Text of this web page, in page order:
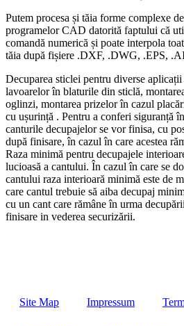
Putem procesa și tăia forme complexe
programelor CAD datorită faptului că
comandă numerică și poate interpola
tăia după fișiere .DXF, .DWG, .EPS,
Decuparea sticlei pentru diverse
lavoarelor în blaturile din sticlă,
oglinzi, montarea prizelor în cazul
cu ușurință . Pentru a conferi siguranță
canturile decupajelor se vor finisa, cu
după finisare, în cazul în care acestea
Raza minimă pentru decupajele
lucioasă a cantului. În cazul în care se
cantului raza interioară minimă este de
care cantul trebuie să aiba decupaj
cu un cant care rămâne în urma
finisare in vederea securizării.
Site Map Impressum